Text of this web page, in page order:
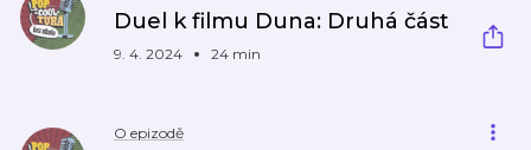
Duel k filmu Duna: Druhá část
9. 4. 2024 24 min
O epizodě